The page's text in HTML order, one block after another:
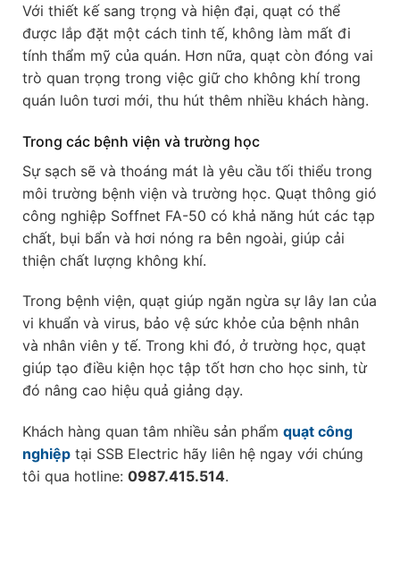
Với thiết kế sang trọng và hiện đại, quạt có thể
được lắp đặt một cách tinh tế, không làm mất đi
tính thẩm mỹ của quán. Hơn nữa, quạt còn đóng vai
trò quan trọng trong việc giữ cho không khí trong
quán luôn tươi mới, thu hút thêm nhiều khách hàng.
Trong các bệnh viện và trường học
Sự sạch sẽ và thoáng mát là yêu cầu tối thiểu trong
môi trường bệnh viện và trường học. Quạt thông gió
công nghiệp Soffnet FA-50 có khả năng hút các tạp
chất, bụi bẩn và hơi nóng ra bên ngoài, giúp cải
thiện chất lượng không khí.
Trong bệnh viện, quạt giúp ngăn ngừa sự lây lan của
vi khuẩn và virus, bảo vệ sức khỏe của bệnh nhân
và nhân viên y tế. Trong khi đó, ở trường học, quạt
giúp tạo điều kiện học tập tốt hơn cho học sinh, từ
đó nâng cao hiệu quả giảng dạy.
Khách hàng quan tâm nhiều sản phẩm quạt công
nghiệp tại SSB Electric hãy liên hệ ngay với chúng
tôi qua hotline: 0987.415.514.